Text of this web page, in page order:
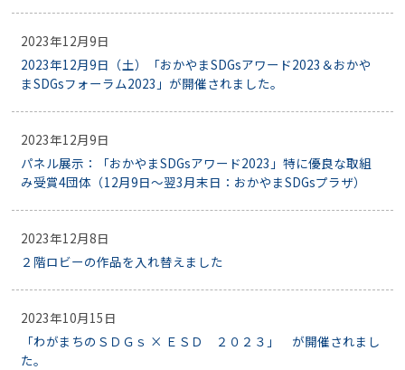
2023年12月9日
2023年12月9日（土）「おかやまSDGsアワード2023＆おかや
まSDGsフォーラム2023」が開催されました。
2023年12月9日
パネル展示：「おかやまSDGsアワード2023」特に優良な取組
み受賞4団体（12月9日～翌3月末日：おかやまSDGsプラザ）
2023年12月8日
２階ロビーの作品を入れ替えました
2023年10月15日
「わがまちのＳＤＧｓ × ＥＳＤ ２０２３」 が開催されまし
た。